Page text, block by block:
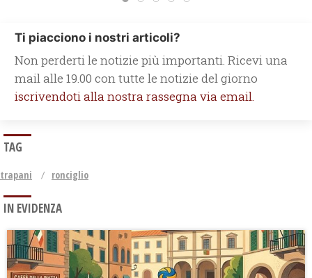
Ti piacciono i nostri articoli?
Non perderti le notizie più importanti. Ricevi una
mail alle 19.00 con tutte le notizie del giorno
iscrivendoti alla nostra rassegna via email.
TAG
trapani ronciglio
IN EVIDENZA